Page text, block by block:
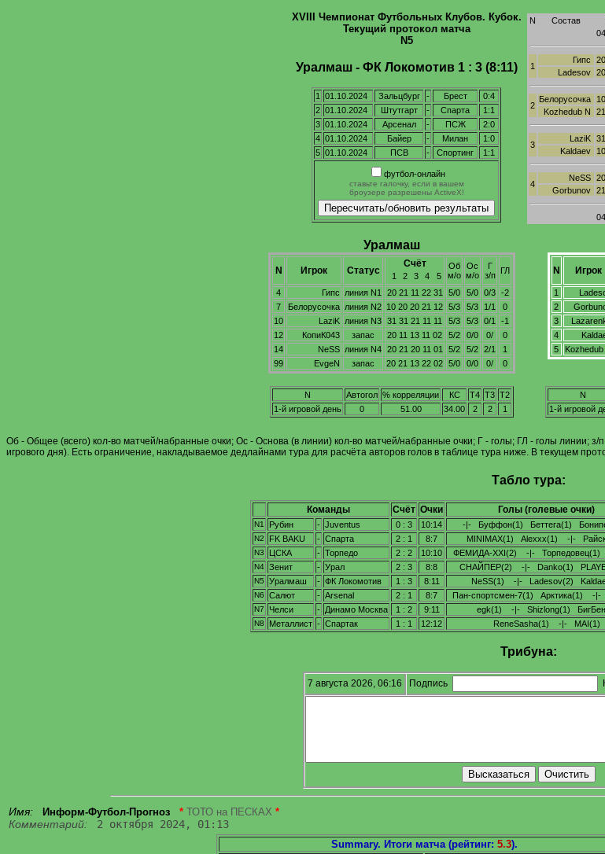
XVIII Чемпионат Футбольных Клубов. Кубок.
Текущий протокол матча
N5
Уралмаш - ФК Локомотив 1 : 3 (8:11)
1 01.10.2024 Зальцбург - Брест
0:4
2 01.10.2024 Штутгарт - Спарта
1:1
3 01.10.2024 Арсенал - ПСЖ
2:0
4 01.10.2024 Байер - Милан
1:0
5 01.10.2024 ПСВ - Спортинг 1:1
футбол-онлайн
ставьте галочку, если в вашем
броузере разрешены ActiveX!
N Состав
04
1
Гипс 20
Ladesov 20
2
Белорусочка 10
Kozhedub N
21
3
LaziK 31
Kaldaev
10
4
NeSS 20
Gorbunov 21
04
Уралмаш
N Игрок Статус
Счёт
1 2 3 4 5
Об
м/о
Ос
м/о
Г
з/п
ГЛ
4 Гипс линия N1 20 21 11 22 31 5/0 5/0 0/3 -2
7
Белорусочка линия N2 10 20 20 21 12 5/3 5/3 1/1
0
10
LaziK линия N3 31 31 21 11 11 5/3 5/3 0/1
-1
12
КопиК043 запас 20 11 13 11 02 5/2 0/0 0/
0
14
NeSS линия N4 20 21 20 11 01 5/2 5/2 2/1
1
99
EvgeN запас 20 21 13 22 02 5/0 0/0 0/ 0
N Игрок
1
2
3
4
5
Kozhedub
N Автогол % корреляции КС Т4 Т3 Т2
1-й игровой день
0 51.00 34.00 2 2 1
N
1-й игровой
Об - Общее (всего) кол-во матчей/набранные очки; Ос - Основа (в линии) кол-во матчей/набранные очки; Г - голы; ГЛ - голы линии;
игрового дня). Есть ограничение, накладываемое дедлайнами тура для расчёта авторов голов в таблице тура ниже. В текущем
Табло тура:
Команды Счёт Очки Голы (голевые очки)
N1 Рубин - Juventus 0 : 3 10:14 -|- Буффон(1) Беттега(1)
N2 FK BAKU - Спарта 2 : 1 8:7 MINIMAX(1) Alexxx(1) -|-
N3 ЦСКА - Торпедо 2 : 2 10:10 ФЕМИДА-XXI(2) -|- Торпедовец(1)
N4 Зенит - Урал 2 : 3 8:8 СНАЙПЕР(2) -|- Danko(1)
N5 Уралмаш - ФК Локомотив 1 : 3 8:11 NeSS(1) -|- Ladesov(2)
N6 Салют - Arsenal 2 : 1 8:7 Пан-спортсмен-7(1) Арктика(1) -|-
N7 Челси - Динамо Москва 1 : 2 9:11 egk(1) -|- Shizlong(1)
N8 Металлист - Спартак 1 : 1 12:12 ReneSasha(1) -|- MAI(1)
Трибуна:
7 августа 2026, 06:16 Подпись
Имя: Информ-Футбол-Прогноз * ТОТО на ПЕСКАХ *
Комментарий: 2 октября 2024, 01:13
Summary. Итоги матча (рейтинг: 5.3).